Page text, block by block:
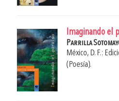
Imaginando el
Parrilla
México, D. F.:
(Poesía).